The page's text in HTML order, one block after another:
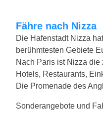
Fähre nach Nizza
Die Hafenstadt Nizza
berühmtesten Gebiete
Nach Paris ist Nizza
Hotels, Restaurants,
Die Promenade des
Sonderangebote und